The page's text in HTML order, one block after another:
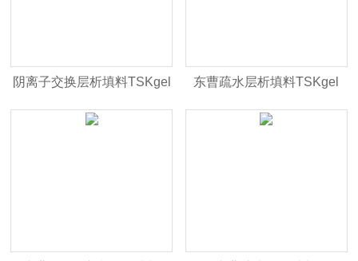
阴离子交换层析填料TSKgel
SuperQ-4PW(20)
东曹疏水层析填料TSKgel
Phenyl-3PW(20)